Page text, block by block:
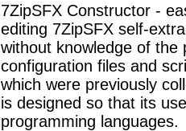
7ZipSFX Constructor -
editing 7ZipSFX self-
without knowledge of the
configuration files and
which were previously
is designed so that its
programming languages.